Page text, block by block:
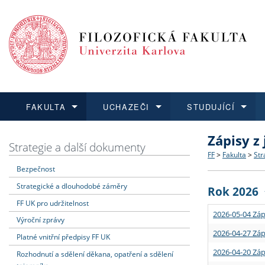
FAKULTA
Dozvědět se více
Struktura
Strategie
Podpora
UCHAZEČI
Podat přihlášku
Co
Učitelské
STUDUJÍCÍ
Dozvědět se více
Rigorózní
Dozvědět se více
O vědě a
Granty a
Dozvědět se více
Aktuální
Strategie a další dokumenty
Bezpečnost
Strategické a dlouhodobé záměry
FF UK pro udržitelnost
Výroční zprávy
Platné vnitřní předpisy FF UK
Rozhodnutí a sdělení děkana, opatření a sdělení
Zápisy
FF > Fakulta >
Rok 2026
2026-05-04
2026-04-27
2026-04-20